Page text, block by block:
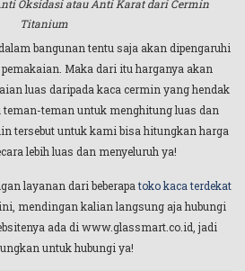
Oksidasi atau Anti Karat dari Cermin
Titanium
bangunan tentu saja akan dipengaruhi
Maka dari itu harganya akan
luas daripada kaca cermin yang hendak
teman untuk menghitung luas dan
tersebut untuk kami bisa hitungkan harga
lebih luas dan menyeluruh ya!
layanan dari beberapatoko kaca terdekat
mendingan kalian langsung aja hubungi
ada di www.glassmart.co.id, jadi
untuk hubungi ya!